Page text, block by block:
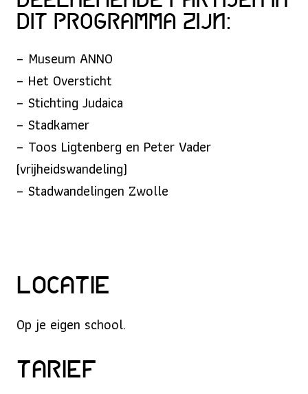
dit programma zijn:
– Museum ANNO
– Het Oversticht
– Stichting Judaica
– Stadkamer
– Toos Ligtenberg en Peter Vader
(vrijheidswandeling)
– Stadwandelingen Zwolle
Locatie
Op je eigen school.
Tarief